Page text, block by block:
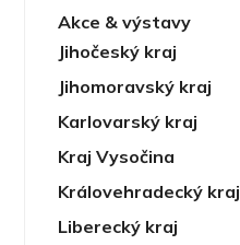
Akce & výstavy
Jihočeský kraj
Jihomoravský kraj
Karlovarský kraj
Kraj Vysočina
Královehradecký kraj
Liberecký kraj